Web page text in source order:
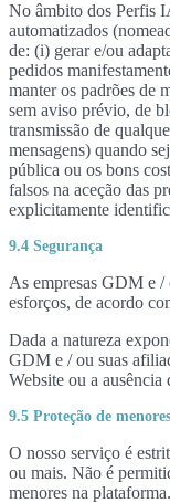
No âmbito dos Perfis
automatizados
de: (i) gerar e/ou
pedidos
manter os padrões de
sem aviso prévio, de
transmissão de
mensagens) quando
pública ou os bons
falsos na aceção das
explicitamente
9.4 Segurança
As empresas GDM e /
esforços, de acordo
Dada a natureza
GDM e / ou suas
Website ou a
9.5 Proteção de
O nosso serviço é
ou mais. Não é
menores na plataforma.